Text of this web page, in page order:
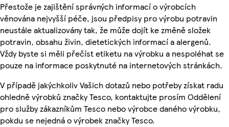
Přestože je zajištění správných informací o výrobcích
věnována nejvyšší péče, jsou předpisy pro výrobu potravin
neustále aktualizovány tak, že může dojít ke změně složek
potravin, obsahu živin, dietetických informací a alergenů.
Vždy byste si měli přečíst etiketu na výrobku a nespoléhat se
pouze na informace poskytnuté na internetových stránkách.
V případě jakýchkoliv Vašich dotazů nebo potřeby získat radu
ohledně výrobků značky Tesco, kontaktujte prosím Oddělení
pro služby zákazníkům Tesco nebo výrobce daného výrobku,
pokdu se nejedná o výrobek značky Tesco.